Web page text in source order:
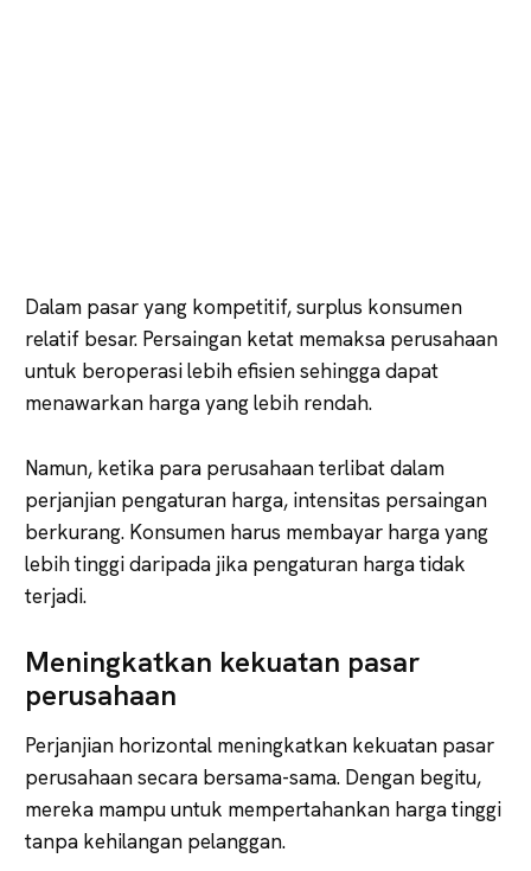
Dalam pasar yang kompetitif, surplus konsumen
relatif besar. Persaingan ketat memaksa perusahaan
untuk beroperasi lebih efisien sehingga dapat
menawarkan harga yang lebih rendah.
Namun, ketika para perusahaan terlibat dalam
perjanjian pengaturan harga, intensitas persaingan
berkurang. Konsumen harus membayar harga yang
lebih tinggi daripada jika pengaturan harga tidak
terjadi.
Meningkatkan kekuatan pasar
perusahaan
Perjanjian horizontal meningkatkan kekuatan pasar
perusahaan secara bersama-sama. Dengan begitu,
mereka mampu untuk mempertahankan harga tinggi
tanpa kehilangan pelanggan.